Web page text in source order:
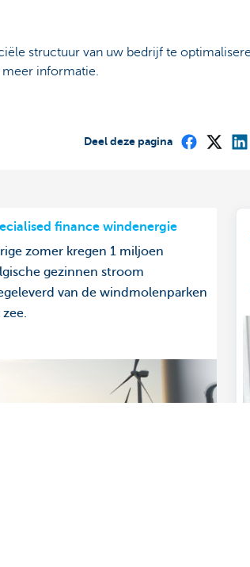
structuur van uw bedrijf te
informatie.
Deel deze pagina
finance windenergie
zomer kregen 1 miljoen
gezinnen stroom
van de windmolenparken